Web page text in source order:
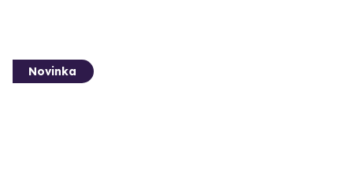
Novinka